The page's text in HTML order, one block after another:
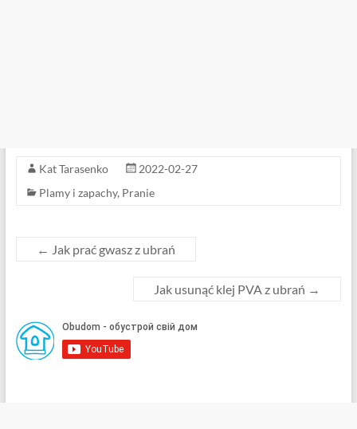
Kat Tarasenko
2022-02-27
Plamy i zapachy, Pranie
← Jak prać gwasz z ubrań
Jak usunąć klej PVA z ubrań →